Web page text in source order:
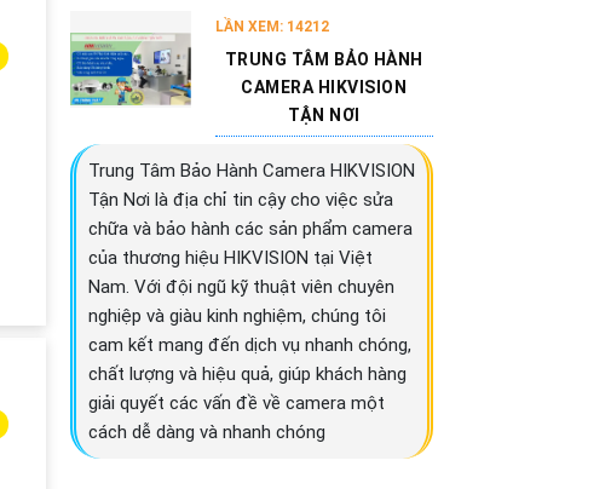
LẦN XEM: 14212
TRUNG TÂM BẢO HÀNH
CAMERA HIKVISION
TẬN NƠI
Trung Tâm Bảo Hành Camera HIKVISION
Tận Nơi là địa chỉ tin cậy cho việc sửa
chữa và bảo hành các sản phẩm camera
của thương hiệu HIKVISION tại Việt
Nam. Với đội ngũ kỹ thuật viên chuyên
nghiệp và giàu kinh nghiệm, chúng tôi
cam kết mang đến dịch vụ nhanh chóng,
chất lượng và hiệu quả, giúp khách hàng
giải quyết các vấn đề về camera một
cách dễ dàng và nhanh chóng